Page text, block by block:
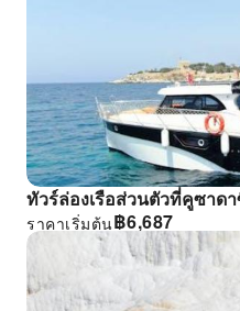
ทัวร์ล่องเรือส่วนตัวที่คูซาด
฿6,687
ราคาเริ่มต้น